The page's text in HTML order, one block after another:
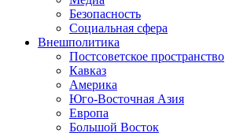
Безопасность
Социальная сфера
Внешполитика
Постсоветское пространство
Кавказ
Америка
Юго-Восточная Азия
Европа
Большой Восток